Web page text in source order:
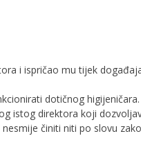
i ispričao mu tijek
dotičnog
istog direktora koji
činiti niti po slovu